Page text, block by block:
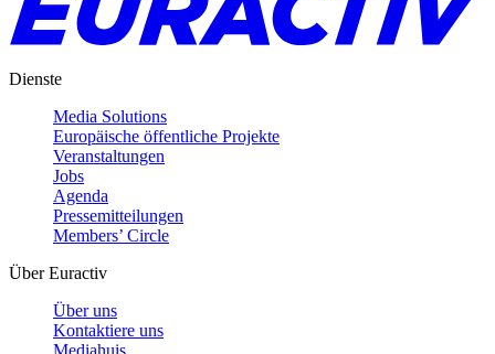
Dienste
Media Solutions
Europäische öffentliche Projekte
Veranstaltungen
Jobs
Agenda
Pressemitteilungen
Members’ Circle
Über Euractiv
Über uns
Kontaktiere uns
Mediahuis